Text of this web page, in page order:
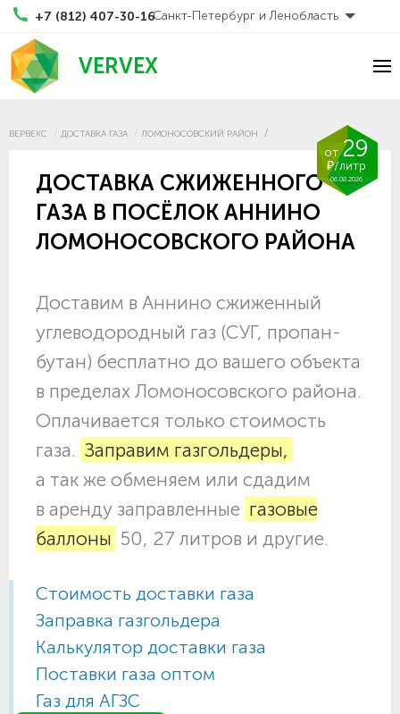
+7 (812) 407-30-16Санкт-Петербург и Ленобласть
VERVEX
ВЕРВЕКС ДОСТАВКА ГАЗА ЛОМОНОСОВСКИЙ РАЙОН
от29
₽/литр
06.08.2026
ДОСТАВКА СЖИЖЕННОГО
ГАЗА В ПОСЁЛОК АННИНО
ЛОМОНОСОВСКОГО РАЙОНА
Доставим в Аннино сжиженный
углеводородный газ (СУГ, пропан-
бутан) бесплатно до вашего объекта
в пределах Ломоносовского района.
Оплачивается только стоимость
газа. Заправим газгольдеры,
а так же обменяем или сдадим
в аренду заправленные газовые
баллоны 50, 27 литров и другие.
Стоимость доставки газа
Заправка газгольдера
Калькулятор доставки газа
Поставки газа оптом
Газ для АГЗС